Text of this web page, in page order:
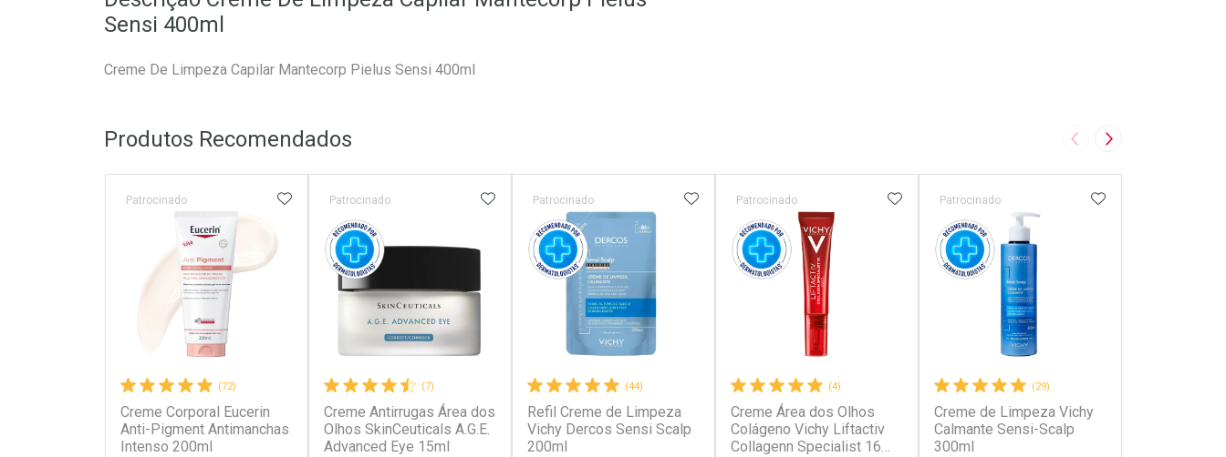
Sensi 400ml
Creme De Limpeza Capilar Mantecorp Pielus Sensi 400ml
Produtos Recomendados Imagem Anterior
Próxima Imagem
(72)
Creme Corporal Eucerin
Anti-Pigment Antimanchas
Intenso 200ml
Patrocinado ADICIONAR AOS FAVORITOS
(7)
Creme Antirrugas Área dos
Olhos SkinCeuticals A.G.E.
Advanced Eye 15ml
Patrocinado ADICIONAR AOS FAVORITOS
(44)
Refil Creme de Limpeza
Vichy Dercos Sensi Scalp
200ml
Patrocinado ADICIONAR AOS FAVORITOS
(4)
Creme Área dos Olhos
Colágeno Vichy Liftactiv
Collagenn Specialist 16
Patrocinado ADICIONAR AOS FAVORITOS
(29)
Creme de Limpeza Vichy
Calmante Sensi-Scalp
300ml
Patrocinado ADICIONAR AOS